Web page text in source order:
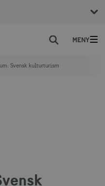
Sök
Svensk kulturturism